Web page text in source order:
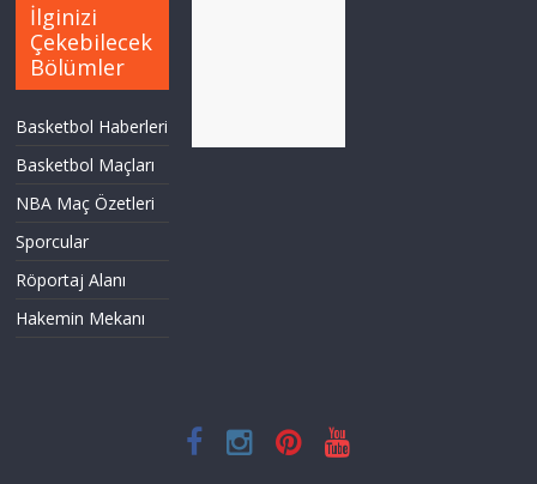
İlginizi
Çekebilecek
Bölümler
Basketbol Haberleri
Basketbol Maçları
NBA Maç Özetleri
Sporcular
Röportaj Alanı
Hakemin Mekanı